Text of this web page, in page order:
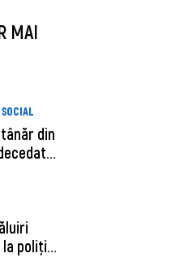
MAI
SOCIAL
tânăr din
poliție,